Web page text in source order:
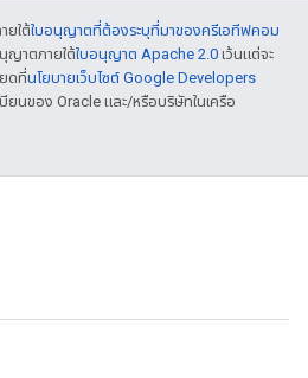
ยใต้ใบอนุญาตที่ต้องระบุที่มาของครีเอทีฟคอม
ญาตภายใต้ใบอนุญาต Apache 2.0 เว้นแต่จะ
ดที่นโยบายเว็บไซต์ Google Developers
ยนของ Oracle และ/หรือบริษัทในเครือ